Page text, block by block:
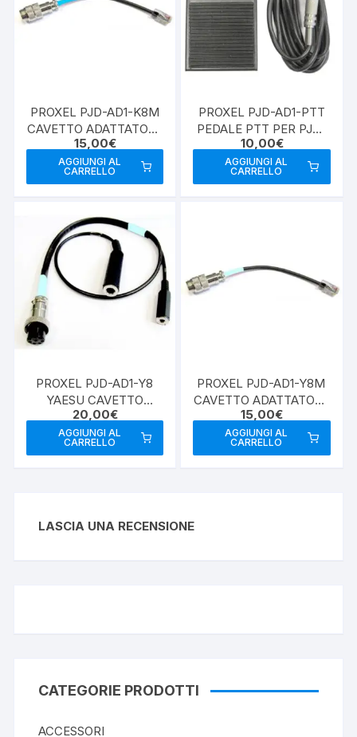
PROXEL PJD-AD1-K8M
CAVETTO ADATTATORE
PER RJ-45
15,00€
AGGIUNGI AL
CARRELLO
PROXEL PJD-AD1-PTT
PEDALE PTT PER PJD-
HR-PRO E PJD-AD1
10,00€
AGGIUNGI AL
CARRELLO
PROXEL PJD-AD1-Y8
YAESU CAVETTO
ADATTATORE PER PJH-
HL-PRO
20,00€
AGGIUNGI AL
CARRELLO
PROXEL PJD-AD1-Y8M
CAVETTO ADATTATORE
PER RJ-45
15,00€
AGGIUNGI AL
CARRELLO
LASCIA UNA RECENSIONE
CATEGORIE PRODOTTI
ACCESSORI